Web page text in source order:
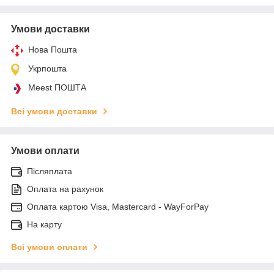
Умови доставки
Нова Пошта
Укрпошта
Meest ПОШТА
Всі умови доставки
Умови оплати
Післяплата
Оплата на рахунок
Оплата картою Visa, Mastercard - WayForPay
На карту
Всі умови оплати